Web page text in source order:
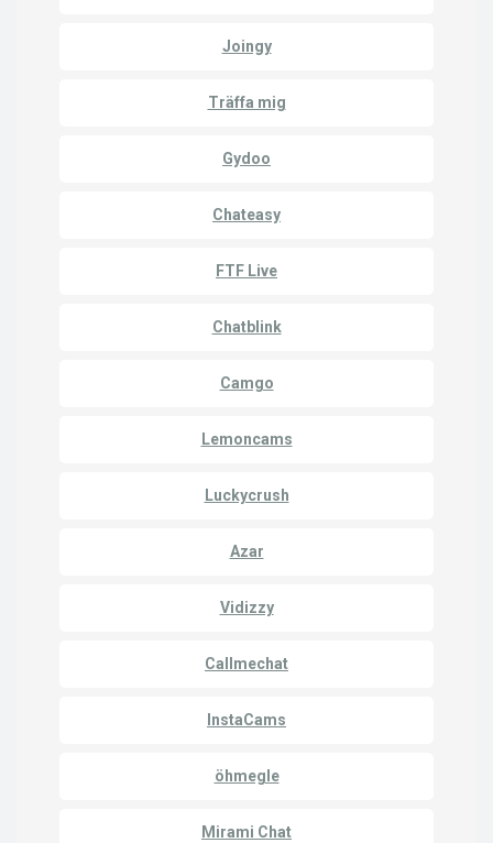
Joingy
Träffa mig
Gydoo
Chateasy
FTF Live
Chatblink
Camgo
Lemoncams
Luckycrush
Azar
Vidizzy
Callmechat
InstaCams
öhmegle
Mirami Chat